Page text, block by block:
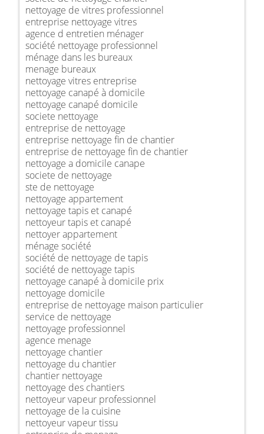
nettoyage de vitres professionnel
entreprise nettoyage vitres
agence d entretien ménager
société nettoyage professionnel
ménage dans les bureaux
menage bureaux
nettoyage vitres entreprise
nettoyage canapé à domicile
nettoyage canapé domicile
societe nettoyage
entreprise de nettoyage
entreprise nettoyage fin de chantier
entreprise de nettoyage fin de chantier
nettoyage a domicile canape
societe de nettoyage
ste de nettoyage
nettoyage appartement
nettoyage tapis et canapé
nettoyeur tapis et canapé
nettoyer appartement
ménage société
société de nettoyage de tapis
société de nettoyage tapis
nettoyage canapé à domicile prix
nettoyage domicile
entreprise de nettoyage maison particulier
service de nettoyage
nettoyage professionnel
agence menage
nettoyage chantier
nettoyage du chantier
chantier nettoyage
nettoyage des chantiers
nettoyeur vapeur professionnel
nettoyage de la cuisine
nettoyeur vapeur tissu